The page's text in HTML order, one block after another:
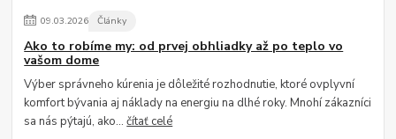
09.03.2026 Články
Ako to robíme my: od prvej obhliadky až po teplo vo
vašom dome
Výber správneho kúrenia je dôležité rozhodnutie, ktoré ovplyvní
komfort bývania aj náklady na energiu na dlhé roky. Mnohí zákazníci
sa nás pýtajú, ako...čítať celé